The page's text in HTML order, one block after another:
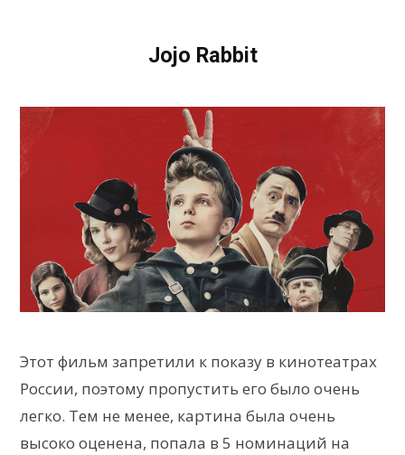
Jojo Rabbit
Этот фильм запретили к показу в кинотеатрах
России, поэтому пропустить его было очень
легко. Тем не менее, картина была очень
высоко оценена, попала в 5 номинаций на